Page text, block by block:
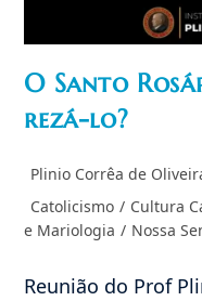
O Santo
rezá-lo?
Autor
post:
Plinio Corrêa de
Categoria
do
Catolicismo / Cultura
e Mariologia / Nossa
Reunião do Prof